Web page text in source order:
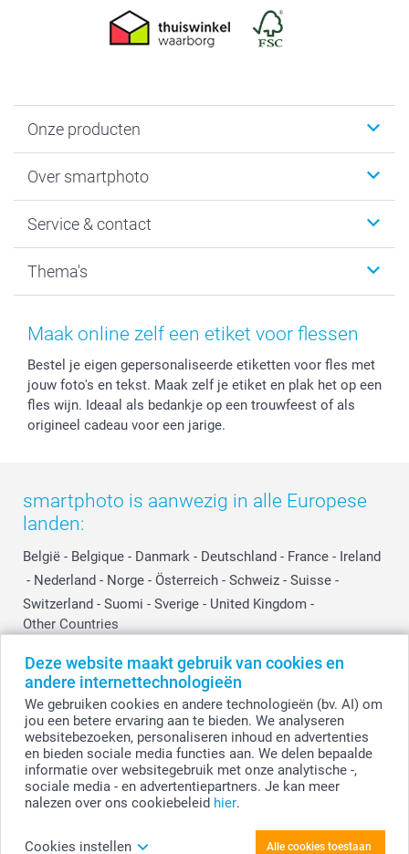
Deze website maakt gebruik van cookies en
andere internettechnologieën
We gebruiken cookies en andere technologieën (bv. AI) om
jou een betere ervaring aan te bieden. We analyseren
websitebezoeken, personaliseren inhoud en advertenties
en bieden sociale media functies aan. We delen bepaalde
informatie over websitegebruik met onze analytische -,
sociale media - en advertentiepartners. Je kan meer
nalezen over ons cookiebeleid hier.
Cookies instellen Alle cookies toestaan
Personaliseer je Etiketten voor fles - Set van 6
Onze producten
Fotoboeken
Fotocadeaus
Kaarten
Over smartphoto
Vacatures
Bestelproces
Herroepingsrecht
Cookiebeleid
Reviews
Prijslijst
Service & contact
Tevredenheidsgarantie
Mijn orderstatus
smartfriends
service@smartphoto.nl
Affiliate partnerprogramma
Thema's
Baby
Vaderdag
Huwelijk
Maak online zelf een etiket voor flessen
Bestel je eigen gepersonaliseerde etiketten voor fles met
jouw foto's en tekst. Maak zelf je etiket en plak het op een
fles wijn. Ideaal als bedankje op een trouwfeest of als
origineel cadeau voor een jarige.
smartphoto is aanwezig in alle Europese
landen:
België - Belgique - Danmark - Deutschland - France - Ireland
- Nederland - Norge - Österreich - Schweiz - Suisse -
Switzerland - Suomi - Sverige - United Kingdom -
Other Countries
© smartphoto group. Alle rechten voorbehouden.Disclaimer
Alle prijzen zijn in EURO (€) inclusief BTW en exclusief verzendkosten.